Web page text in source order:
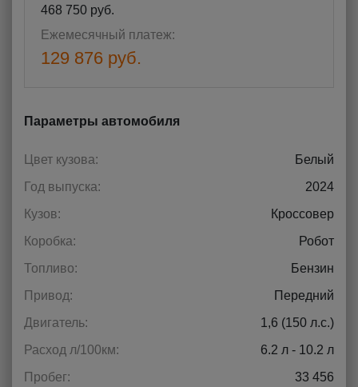
468 750 руб.
Ежемесячный платеж:
129 876 руб.
Параметры автомобиля
Цвет кузова:
Белый
Год выпуска:
2024
Кузов:
Кроссовер
Коробка:
Робот
Топливо:
Бензин
Привод:
Передний
Двигатель:
1,6 (150 л.с.)
Расход л/100км:
6.2 л - 10.2 л
Пробег:
33 456